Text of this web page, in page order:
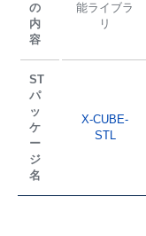
の
内
容
能ライブラ
リ
ST
パ
ッ
ケ
ー
ジ
名
X-CUBE-
STL